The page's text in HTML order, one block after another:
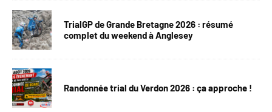
TrialGP de Grande Bretagne 2026 : résumé
complet du weekend à Anglesey
Randonnée trial du Verdon 2026 : ça approche !